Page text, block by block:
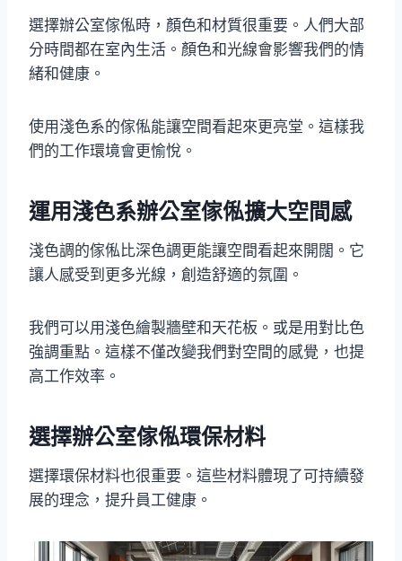
選擇辦公室傢俬時，顏色和材質很重要。人們大部
分時間都在室內生活。顏色和光線會影響我們的情
緒和健康。
使用淺色系的傢俬能讓空間看起來更亮堂。這樣我
們的工作環境會更愉悅。
運用淺色系辦公室傢俬擴大空間感
淺色調的傢俬比深色調更能讓空間看起來開闊。它
讓人感受到更多光線，創造舒適的氛圍。
我們可以用淺色繪製牆壁和天花板。或是用對比色
強調重點。這樣不僅改變我們對空間的感覺，也提
高工作效率。
選擇辦公室傢俬環保材料
選擇環保材料也很重要。這些材料體現了可持續發
展的理念，提升員工健康。